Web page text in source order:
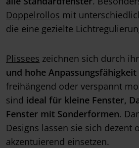
Doppelrollos mit
die eine gezielte
Plissees zeichnen sich durch
und hohe Anpassungsfähigkeit
freihängend oder verspannt
sind ideal für kleine Fenster,
Fenster mit Sonderformen.
Designs lassen sie sich dezent
akzentuierend einsetzen.